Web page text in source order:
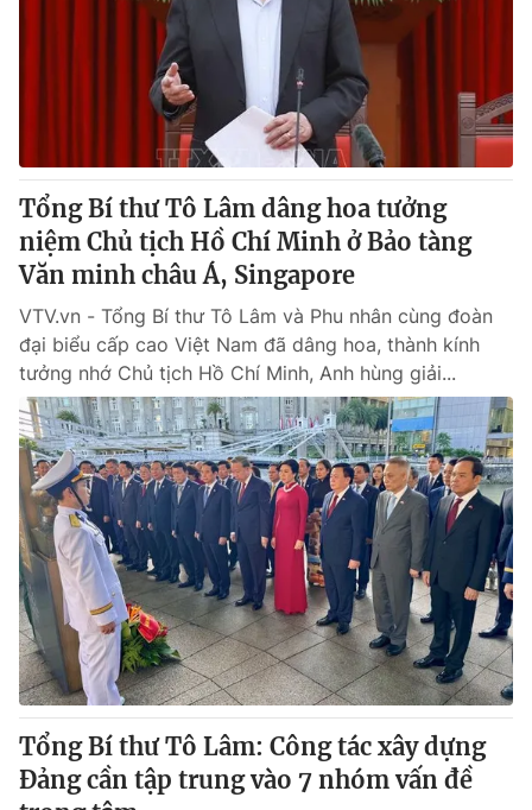
Tổng Bí thư Tô Lâm dâng hoa tưởng
niệm Chủ tịch Hồ Chí Minh ở Bảo tàng
Văn minh châu Á, Singapore
VTV.vn - Tổng Bí thư Tô Lâm và Phu nhân cùng đoàn
đại biểu cấp cao Việt Nam đã dâng hoa, thành kính
tưởng nhớ Chủ tịch Hồ Chí Minh, Anh hùng giải...
Tổng Bí thư Tô Lâm: Công tác xây dựng
Đảng cần tập trung vào 7 nhóm vấn đề